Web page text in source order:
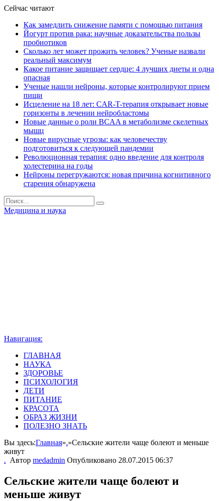
Сейчас читают
Как замедлить снижение памяти с помощью питания
Йогурт против рака: научные доказательства пользы
пробиотиков
Сколько лет может прожить человек? Ученые назвали
реальный максимум
Какое питание защищает сердце: 4 лучших диеты и одна
опасная
Ученые нашли нейроны, которые контролируют прием
пищи
Исцеление на 18 лет: CAR-T-терапия открывает новые
горизонты в лечении нейробластомы
Новые данные о роли BCAA в метаболизме скелетных
мышц
Новые вирусные угрозы: как человечеству
подготовиться к следующей пандемии
Революционная терапия: одно введение для контроля
холестерина на годы
Нейроны перегружаются: новая причина когнитивного
старения обнаружена
Медицина и наука
Навигация:
ГЛАВНАЯ
НАУКА
ЗДОРОВЬЕ
ПСИХОЛОГИЯ
ДЕТИ
ПИТАНИЕ
КРАСОТА
ОБРАЗ ЖИЗНИ
ПОЛЕЗНО ЗНАТЬ
Вы здесь:Главная».»Сельские жители чаще болеют и меньше
живут
. Автор medadmin Опубликовано 28.07.2015 06:37
Сельские жители чаще болеют и
меньше живут